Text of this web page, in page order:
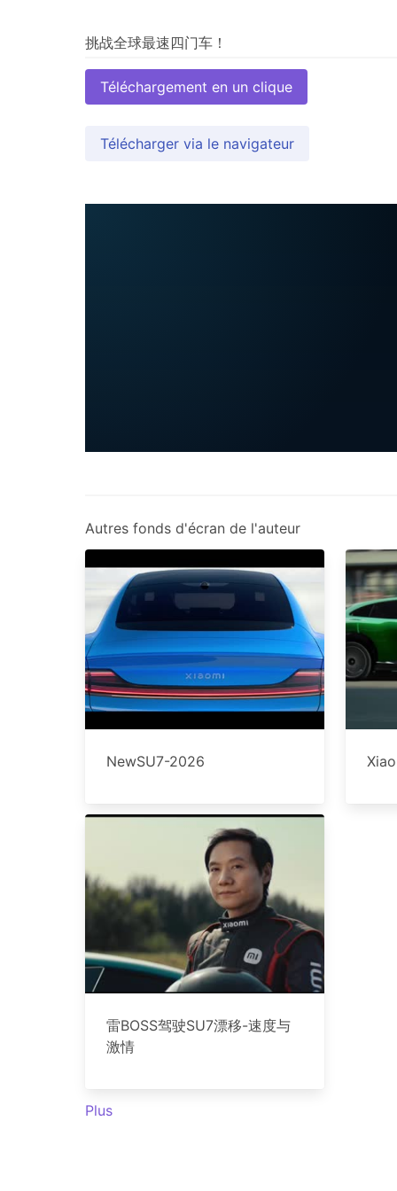
Téléchargement en un clique
Télécharger via le navigateur
Autres fonds d'écran de l'auteur
NewSU7-2026
雷BOSS驾驶SU7漂移-速度与
激情
Plus